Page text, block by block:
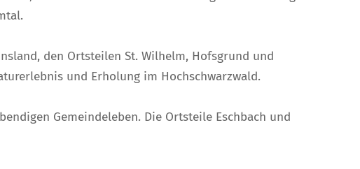
den Ortsteilen St. Wilhelm, Hofsgrund und
und Erholung im Hochschwarzwald.
Gemeindeleben. Die Ortsteile Eschbach und